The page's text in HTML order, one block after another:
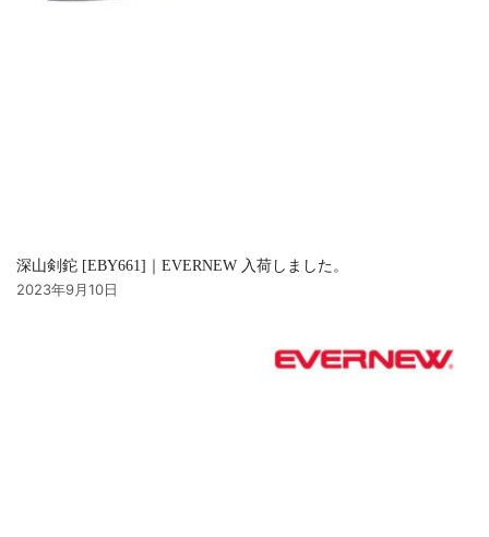
深山剣鉈 [EBY661]｜EVERNEW 入荷しました。
2023年9月10日